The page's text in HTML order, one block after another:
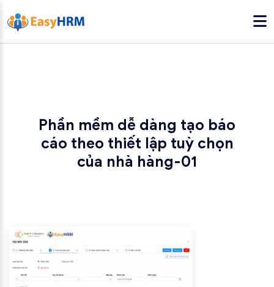
Phần mềm dễ dàng tạo báo
cáo theo thiết lập tuỳ chọn
của nhà hàng-01